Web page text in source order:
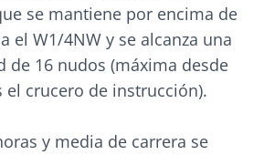
se mantiene por encima de
el W1/4NW y se alcanza una
de 16 nudos (máxima desde
el crucero de instrucción).
y media de carrera se